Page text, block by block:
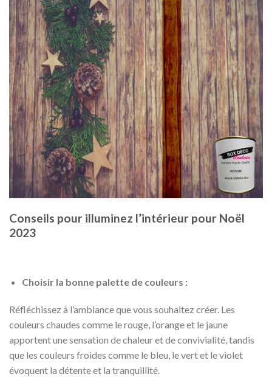
Conseils pour illuminez l’intérieur pour Noël
2023
Choisir la bonne palette de couleurs :
Réfléchissez à l’ambiance que vous souhaitez créer. Les
couleurs chaudes comme le rouge, l’orange et le jaune
apportent une sensation de chaleur et de convivialité, tandis
que les couleurs froides comme le bleu, le vert et le violet
évoquent la détente et la tranquillité.